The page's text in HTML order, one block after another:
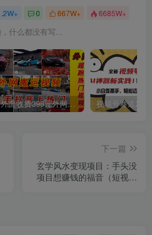
0 667W+ 6685W+
什么都没有写...
外面收费398元外网超跑豪车汽车视频搬运至快手抖音上热门项目
下一篇
玄学风水变现项目：手头没
项目想赚钱的福音（短视频